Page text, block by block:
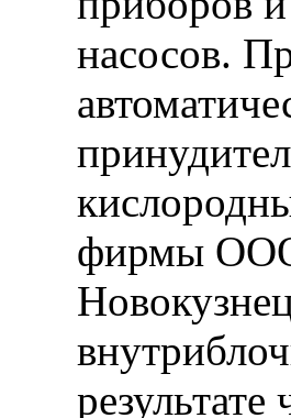
насосов.
фирмы